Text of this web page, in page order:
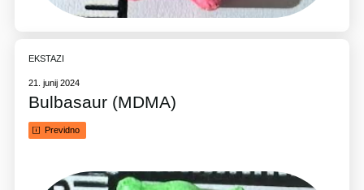
EKSTAZI
21. junij 2024
Bulbasaur (MDMA)
Previdno